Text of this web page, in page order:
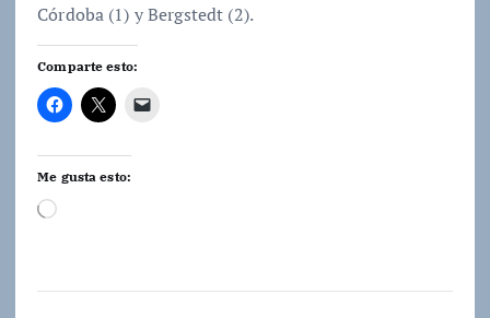
Córdoba (1) y Bergstedt (2).
Comparte esto:
Me gusta esto:
C
a